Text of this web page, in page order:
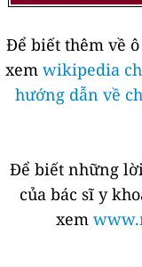
Để biết thêm về
xem wikipedia
hướng dẫn về
Để biết những
của bác sĩ y
xem